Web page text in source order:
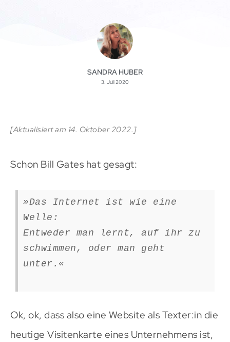
SANDRA HUBER
3. Juli 2020
[Aktualisiert am 14. Oktober 2022.]
Schon Bill Gates hat gesagt:
»Das Internet ist wie eine
Welle:
Entweder man lernt, auf ihr zu
schwimmen, oder man geht
unter.«
Ok, ok, dass also eine Website als Texter:in die
heutige Visitenkarte eines Unternehmens ist,